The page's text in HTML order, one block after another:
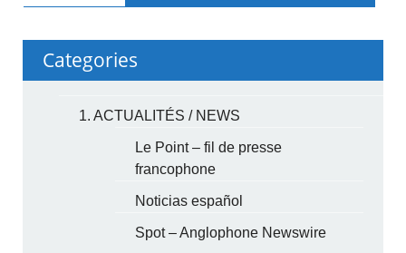
Categories
1. ACTUALITÉS / NEWS
Le Point – fil de presse
francophone
Noticias español
Spot – Anglophone Newswire